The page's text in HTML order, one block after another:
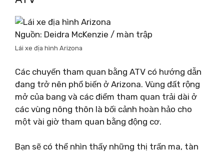
Nguồn: Deidra McKenzie / màn trập
Lái xe địa hình Arizona
Các chuyến tham quan bằng ATV có hướng dẫn
đang trở nên phổ biến ở Arizona. Vùng đất rộng
mở của bang và các điểm tham quan trải dài ở
các vùng nông thôn là bối cảnh hoàn hảo cho
một vài giờ tham quan bằng động cơ.
Bạn sẽ có thể nhìn thấy những thị trấn ma, tàn